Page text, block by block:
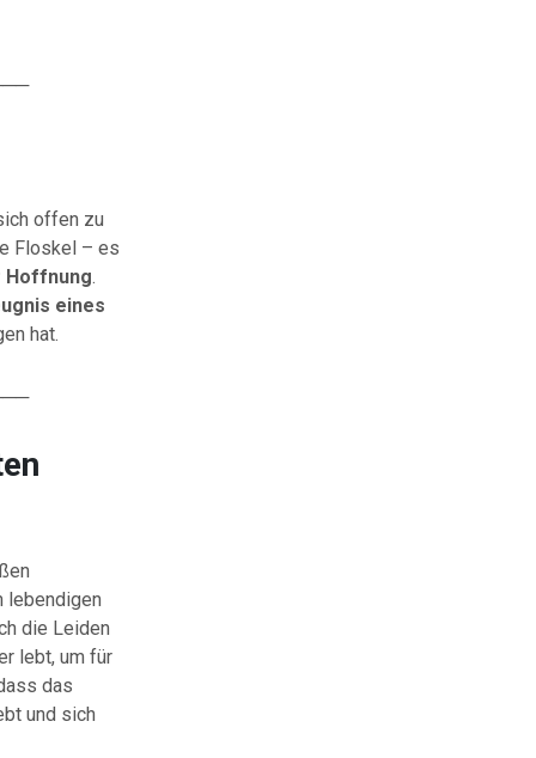
offen zu
Floskel – es
Hoffnung.
eines
hat.
lebendigen
die Leiden
lebt, um für
das
und sich